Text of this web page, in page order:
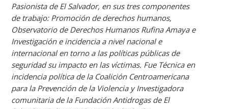
Pasionista de El Salvador, en sus tres componentes
de trabajo: Promoción de derechos humanos,
Observatorio de Derechos Humanos Rufina Amaya e
Investigación e incidencia a nivel nacional e
internacional en torno a las políticas públicas de
seguridad su impacto en las víctimas. Fue Técnica en
incidencia política de la Coalición Centroamericana
para la Prevención de la Violencia y Investigadora
comunitaria de la Fundación Antidrogas de El